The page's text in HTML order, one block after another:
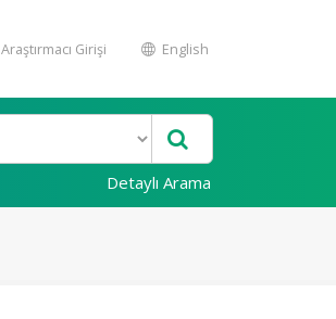
Araştırmacı Girişi English
Detaylı Arama